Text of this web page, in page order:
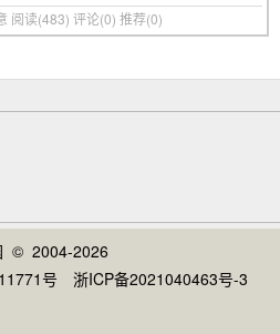
阅读(483) 评论(0) 推荐(0)
© 2004-2026
号
浙ICP备2021040463号-3